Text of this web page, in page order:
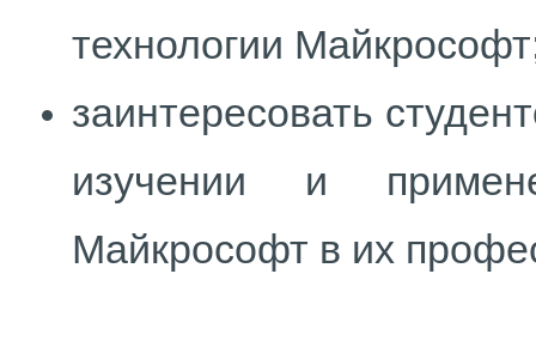
технологии
заинтересовать
изучении и
Майкрософт в их